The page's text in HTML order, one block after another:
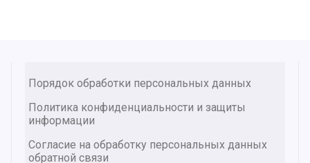
Порядок обработки персональных данных
Политика конфиденциальности и защиты
информации
Согласие на обработку персональных данных
обратной связи